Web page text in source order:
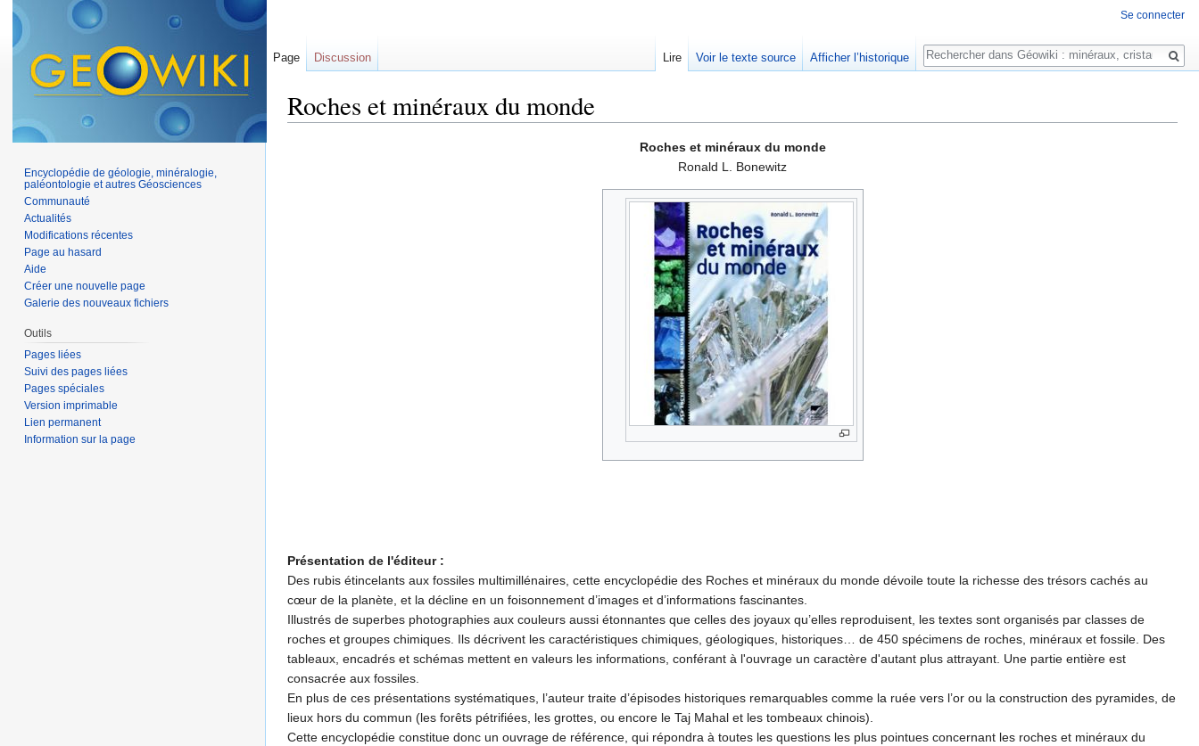
Roches et minéraux du monde
Roches et minéraux du monde
Ronald L. Bonewitz
Présentation de l'éditeur :
Des rubis étincelants aux fossiles multimillénaires, cette encyclopédie des Roches et minéraux du monde dévoile toute la richesse des trésors cachés au
cœur de la planète, et la décline en un foisonnement d’images et d’informations fascinantes.
Illustrés de superbes photographies aux couleurs aussi étonnantes que celles des joyaux qu’elles reproduisent, les textes sont organisés par classes de
roches et groupes chimiques. Ils décrivent les caractéristiques chimiques, géologiques, historiques… de 450 spécimens de roches, minéraux et fossile. Des
tableaux, encadrés et schémas mettent en valeurs les informations, conférant à l'ouvrage un caractère d'autant plus attrayant. Une partie entière est
consacrée aux fossiles.
En plus de ces présentations systématiques, l’auteur traite d’épisodes historiques remarquables comme la ruée vers l’or ou la construction des pyramides, de
lieux hors du commun (les forêts pétrifiées, les grottes, ou encore le Taj Mahal et les tombeaux chinois).
Cette encyclopédie constitue donc un ouvrage de référence, qui répondra à toutes les questions les plus pointues concernant les roches et minéraux du
Se connecter
Page Discussion Lire Voir le texte source Afficher l’historique
Rechercher
Encyclopédie de géologie, minéralogie,
paléontologie et autres Géosciences
Communauté
Actualités
Modifications récentes
Page au hasard
Aide
Créer une nouvelle page
Galerie des nouveaux fichiers
Outils
Pages liées
Suivi des pages liées
Pages spéciales
Version imprimable
Lien permanent
Information sur la page